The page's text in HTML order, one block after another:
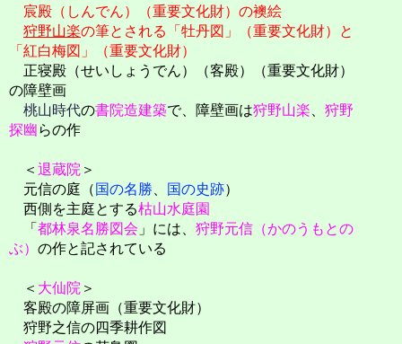
宸殿（しんでん）（重要文化財）の襖絵
狩野山楽の筆とされる「牡丹図」（重要文化財）と
「紅白梅図」（重要文化財）
正寝殿（せいしょうでん）（客殿）（重要文化財）
の障壁画
桃山時代の書院造建築で、障壁画は狩野山楽
狩野
探幽らの作
＜ 退蔵院 ＞
元信の庭（ 国の名勝 国の史跡）
西側を主庭とする枯山水庭園
「 都林泉名勝図会 」には、 狩野元信（かのうもとの
ぶ） の作と記されている
＜ 大仙院 ＞
客殿の障屏画（重要文化財）
狩野之信の四季耕作図